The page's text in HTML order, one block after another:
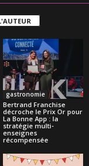
gastronomie
Bertrand Franchise
décroche le Prix Or pour
La Bonne App : la
stratégie multi-
enseignes
récompensée